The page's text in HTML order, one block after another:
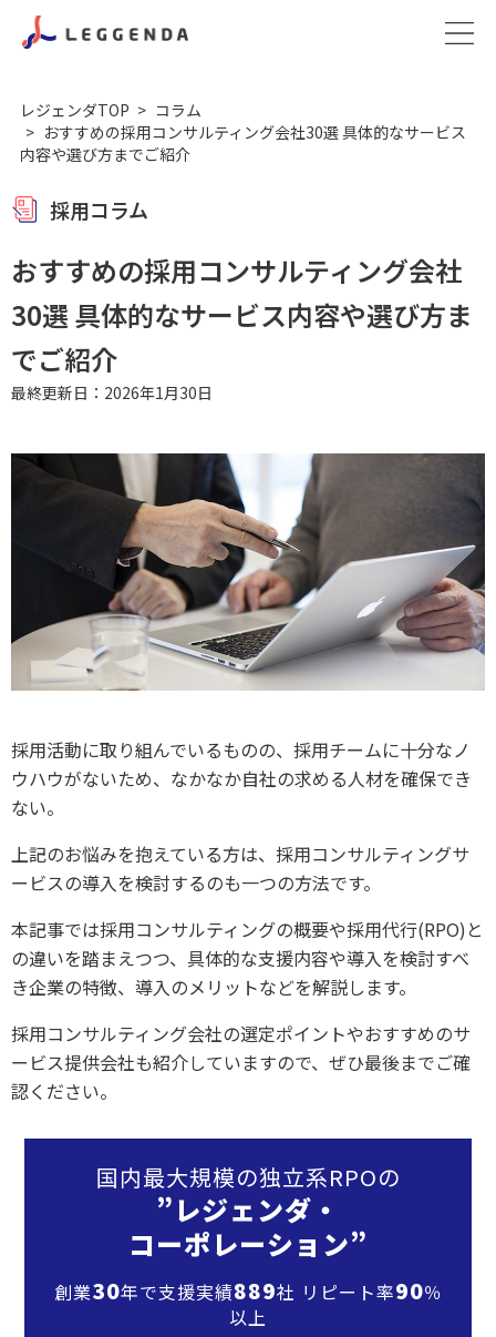
レジェンダTOP
コラム
おすすめの採用コンサルティング会社30選 具体的なサービス
内容や選び方までご紹介
採用コラム
おすすめの採用コンサルティング会社
30選 具体的なサービス内容や選び方ま
でご紹介
最終更新日：2026年1月30日
採用活動に取り組んでいるものの、採用チームに十分なノ
ウハウがないため、なかなか自社の求める人材を確保でき
ない。
上記のお悩みを抱えている方は、採用コンサルティングサ
ービスの導入を検討するのも一つの方法です。
本記事では採用コンサルティングの概要や採用代行(RPO)と
の違いを踏まえつつ、具体的な支援内容や導入を検討すべ
き企業の特徴、導入のメリットなどを解説します。
採用コンサルティング会社の選定ポイントやおすすめのサ
ービス提供会社も紹介していますので、ぜひ最後までご確
認ください。
国内最大規模の独立系RPOの
”レジェンダ・
コーポレーション”
創業30年で支援実績889社 リピート率90％
以上